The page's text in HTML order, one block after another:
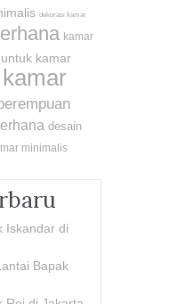
dekorasi kamar
kamar
kamar
desain
minimalis
Iskandar di
Bapak